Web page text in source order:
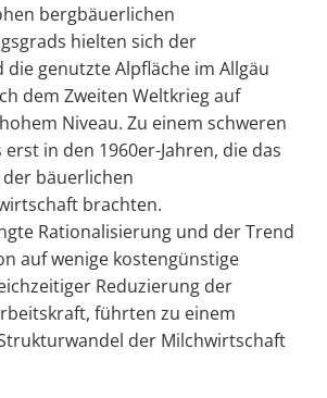
bergbäuerlichen
hielten sich der
genutzte Alpfläche im Allgäu
dem Zweiten Weltkrieg auf
Niveau. Zu einem schweren
in den 1960er-Jahren, die das
bäuerlichen
brachten.
Rationalisierung und der Trend
auf wenige kostengünstige
Reduzierung der
führten zu einem
der Milchwirtschaft